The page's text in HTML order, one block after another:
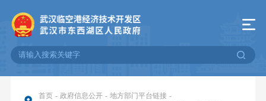
首页 - 政府信息公开 - 地方部门平台链接 -